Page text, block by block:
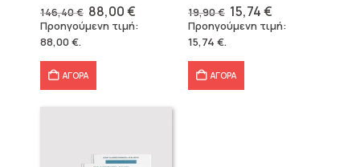
146,40€ Original
price
was:
88,00€Η
τρέχουσα
τιμή
Προηγούμενη τιμή:
88,00€.
ΑΓΟΡΑ
19,90€ Original
price
was:
15,74€Η
τρέχουσα
τιμή
Προηγούμενη τιμή:
15,74 €.
ΑΓΟΡΑ